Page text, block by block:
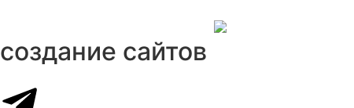
создание сайтов